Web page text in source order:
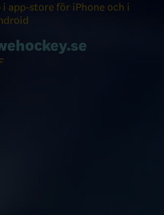
i app-store för iPhone och i